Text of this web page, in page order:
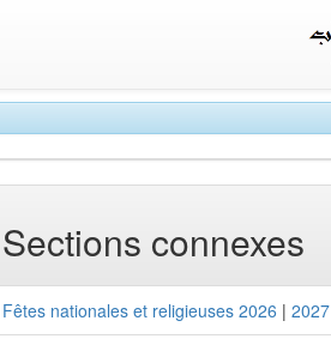
Sections connexes
Fêtes nationales et religieuses 2026 | 2027